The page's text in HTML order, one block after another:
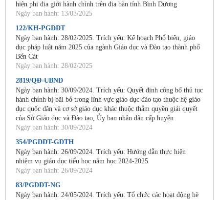
hiện phi địa giới hành chính trên địa bàn tỉnh Bình Dương
Ngày ban hành: 13/03/2025
122/KH-PGDĐT
Ngày ban hành: 28/02/2025. Trích yếu: Kế hoạch Phổ biến, giáo
dục pháp luật năm 2025 của ngành Giáo dục và Đào tạo thành phố
Bến Cát
Ngày ban hành: 28/02/2025
2819/QĐ-UBND
Ngày ban hành: 30/09/2024. Trích yếu: Quyết định công bố thủ tục
hành chính bị bãi bỏ trong lĩnh vực giáo dục đào tạo thuộc hệ giáo
dục quốc dân và cơ sở giáo dục khác thuộc thẩm quyền giải quyết
của Sở Giáo dục và Đào tạo, Ủy ban nhân dân cấp huyện
Ngày ban hành: 30/09/2024
354/PGDĐT-GDTH
Ngày ban hành: 26/09/2024. Trích yếu: Hướng dẫn thực hiện
nhiệm vụ giáo dục tiểu học năm học 2024-2025
Ngày ban hành: 26/09/2024
83/PGDĐT-NG
Ngày ban hành: 24/05/2024. Trích yếu: Tổ chức các hoạt động hè